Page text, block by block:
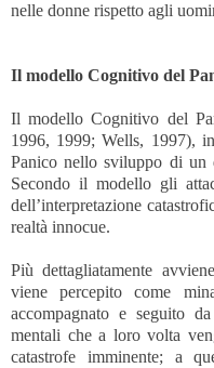
nelle donne rispetto agli
Il modello Cognitivo del
Il modello Cognitivo del
1996, 1999; Wells, 1997),
Panico nello sviluppo di un
Secondo il modello gli
dell’interpretazione
realtà innocue.
Più dettagliatamente
viene percepito come
accompagnato e seguito
mentali che a loro volta
catastrofe imminente; a